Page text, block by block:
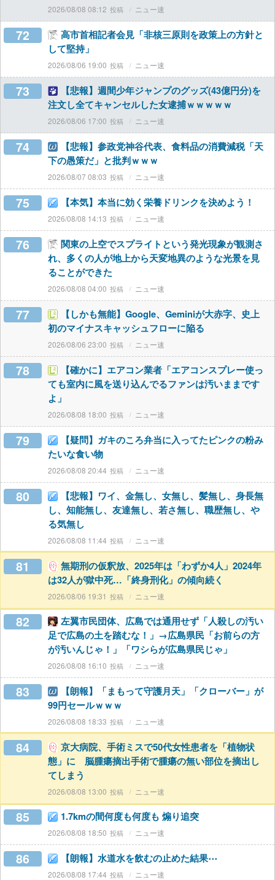
2026/08/08 08:12 ニュー速
72
高市首相記者会見「非核三原則を政策上の方針と
して堅持」
2026/08/06 19:00 ニュー速
73
【悲報】週間少年ジャンプのグッズ(43億円分)を
注文し全てキャンセルした女逮捕ｗｗｗｗｗ
2026/08/06 17:00 ニュー速
74
【悲報】参政党神谷代表、食料品の消費減税「天
下の愚策だ」と批判ｗｗｗ
2026/08/07 08:03 ニュー速
75 【本気】本当に効く栄養ドリンクを決めよう！
2026/08/08 14:13 ニュー速
76
関東の上空でスプライトという発光現象が観測さ
れ、多くの人が地上から天変地異のような光景を見
ることができた
2026/08/08 04:00 ニュー速
77
【しかも無能】Google、Geminiが大赤字、史上
初のマイナスキャッシュフローに陥る
2026/08/06 23:00 ニュー速
78
【確かに】エアコン業者「エアコンスプレー使っ
ても室内に風を送り込んでるファンは汚いままです
よ」
2026/08/08 18:00 ニュー速
79
【疑問】ガキのころ弁当に入ってたピンクの粉み
たいな食い物
2026/08/08 20:44 ニュー速
80
【悲報】ワイ、金無し、女無し、髪無し、身長無
し、知能無し、友達無し、若さ無し、職歴無し、や
る気無し
2026/08/08 11:44 ニュー速
81
無期刑の仮釈放、2025年は「わずか4人」2024年
は32人が獄中死…「終身刑化」の傾向続く
2026/08/06 19:31 ニュー速
82
左翼市民団体、広島では通用せず「人殺しの汚い
足で広島の土を踏むな！」→広島県民「お前らの方
が汚いんじゃ！」「ワシらが広島県民じゃ」
2026/08/08 16:10 ニュー速
83
【朗報】「まもって守護月天」「クローバー」が
99円セールｗｗｗ
2026/08/08 18:33 ニュー速
84
京大病院、手術ミスで50代女性患者を「植物状
態」に 脳腫瘍摘出手術で腫瘍の無い部位を摘出し
てしまう
2026/08/08 13:00 ニュー速
85 1.7kmの間何度も何度も 煽り追突
2026/08/08 18:50 ニュー速
86 【朗報】水道水を飲むの止めた結果⋯
2026/08/08 17:44 ニュー速